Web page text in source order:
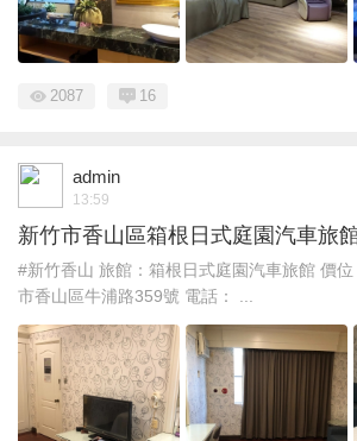
2087 16
admin
13:59
新竹市香山區箱根日式庭園汽車旅
#新竹香山 旅館：箱根日式庭園汽車旅館 價
市香山區牛浦路359號 電話： ...